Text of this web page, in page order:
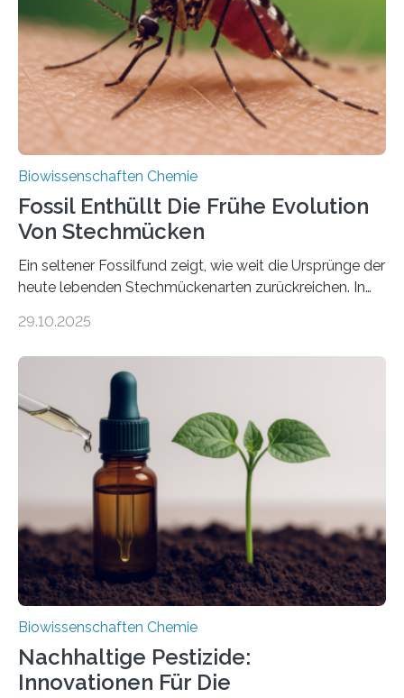
Süßwasseralge Coleochaetophyceae. Einige Arten
dieser Gruppe bilden aus Zellfäden dichte Geflechte
mit scheibenförmiger Gestalt. Was auffällig ist: Die
nächsten…
Biowissenschaften Chemie
Fossil Enthüllt Die Frühe Evolution
Von Stechmücken
Ein seltener Fossilfund zeigt, wie weit die Ursprünge der
heute lebenden Stechmückenarten zurückreichen. In
Forschende die bisher älteste bekannte Stechmücken-
Region Kachin in Myanmar und hat sich in
ausgezeichnetem Zustand erhalten. Es konnte als neue
Art einer neuen Gattung beschrieben werden und trägt
nun den Namen Cretosabethes primaevus. Dieser erste
fossile Nachweis einer Stechmückenlarve in Bernstein
stellt gleichzeitig den ersten Fossilfund einer
Mückenlarve aus dem Mesozoikum dar, denn…
29.10.2025
Biowissenschaften Chemie
Nachhaltige Pestizide:
Innovationen Für Die